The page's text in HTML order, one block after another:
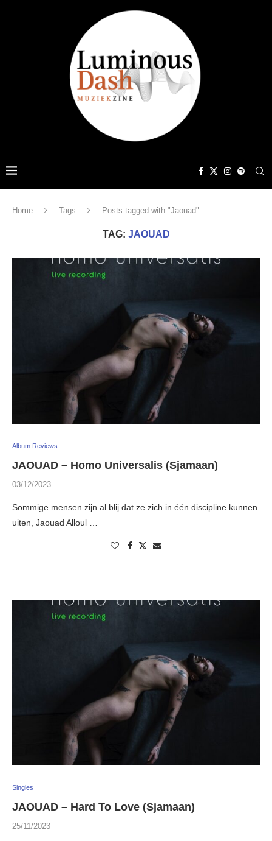
Home Tags Posts tagged with "Jaouad"
TAG: JAOUAD
Album Reviews
JAOUAD – Homo Universalis (Sjamaan)
03/12/2023
Sommige mensen zijn al blij dat ze zich in één discipline kunnen
uiten, Jaouad Alloul …
Singles
JAOUAD – Hard To Love (Sjamaan)
25/11/2023